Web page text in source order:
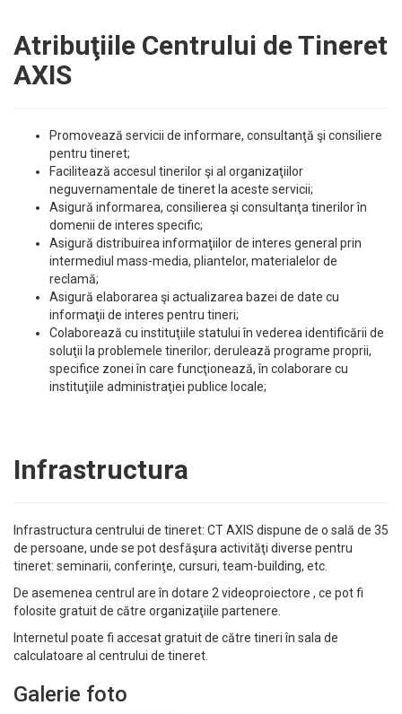
Atribuţiile Centrului de Tineret
AXIS
Promovează servicii de informare, consultanţă şi consiliere
pentru tineret;
Facilitează accesul tinerilor şi al organizaţiilor
neguvernamentale de tineret la aceste servicii;
Asigură informarea, consilierea şi consultanţa tinerilor în
domenii de interes specific;
Asigură distribuirea informaţiilor de interes general prin
intermediul mass-media, pliantelor, materialelor de
reclamă;
Asigură elaborarea şi actualizarea bazei de date cu
informaţii de interes pentru tineri;
Colaborează cu instituţiile statului în vederea identificării de
soluţii la problemele tinerilor; derulează programe proprii,
specifice zonei în care funcţionează, în colaborare cu
instituţiile administraţiei publice locale;
Infrastructura
Infrastructura centrului de tineret: CT AXIS dispune de o sală de 35
de persoane, unde se pot desfăşura activităţi diverse pentru
tineret: seminarii, conferinţe, cursuri, team-building, etc.
De asemenea centrul are în dotare 2 videoproiectore , ce pot fi
folosite gratuit de către organizaţiile partenere.
Internetul poate fi accesat gratuit de către tineri în sala de
calculatoare al centrului de tineret.
Galerie foto